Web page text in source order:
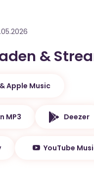
&
Apple Music
MP3 Deezer
YouTube